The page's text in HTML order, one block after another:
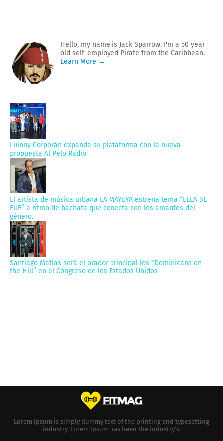
Hello, my name is Jack Sparrow. I'm a 50 year
old self-employed Pirate from the Caribbean.
Learn More →
Luinny Corporán expande su plataforma con la nueva
propuesta Al Pelo Radio
El artista de música urbana LA MAYEYA estrena tema “ELLA SE
FUE” a ritmo de bachata que conecta con los amantes del
género.
Santiago Matías será el orador principal los “Dominicans on
the Hill” en el Congreso de los Estados Unidos
Lorem Ipsum is simply dummy text of the printing and typesetting
industry. Lorem Ipsum has been the industry's.